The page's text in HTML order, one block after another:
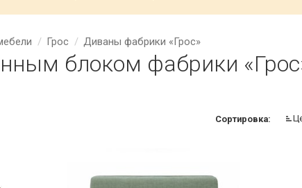
Грос Диваны фабрики «Грос»
блоком фабрики
Сортировка: